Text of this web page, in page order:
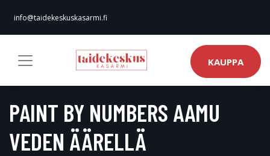
info@taidekeskuskasarmi.fi
KAUPPA
PAINT BY NUMBERS AAMU
VEDEN ÄÄRELLÄ